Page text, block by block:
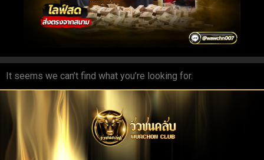
It seems we can’t find what you’re looking for.